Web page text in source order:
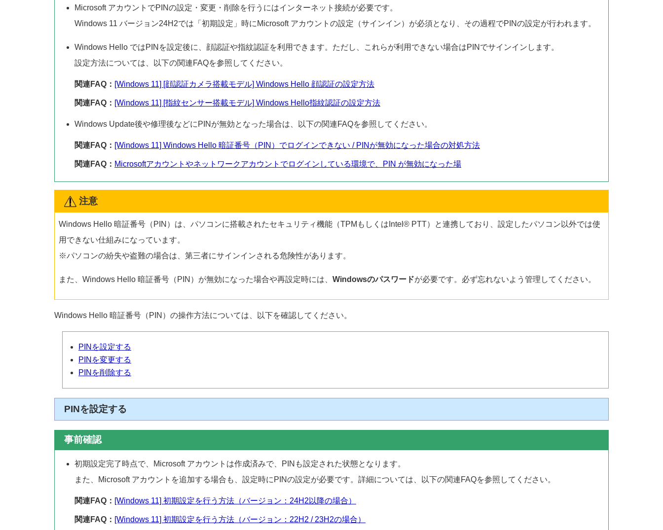
Microsoft アカウントでPINの設定・変更・削除を行うにはインターネット接続が必要です。
Windows 11 バージョン24H2では「初期設定」時にMicrosoft アカウントの設定（サインイン）が必須となり、その過程でPINの設定が行われます。
Windows Hello ではPINを設定後に、顔認証や指紋認証を利用できます。ただし、これらが利用できない場合はPINでサインインします。
設定方法については、以下の関連FAQを参照してください。
関連FAQ： [Windows 11] [顔認証カメラ搭載モデル] Windows Hello 顔認証の設定方法
関連FAQ： [Windows 11] [指紋センサー搭載モデル] Windows Hello指紋認証の設定方法
Windows Update後や修理後などにPINが無効となった場合は、以下の関連FAQを参照してください。
関連FAQ： [Windows 11] Windows Hello 暗証番号（PIN）でログインできない / PINが無効になった場合の対処方法
関連FAQ： Microsoftアカウントやネットワークアカウントでログインしている環境で、PIN が無効になった場
注意
Windows Hello 暗証番号（PIN）は、パソコンに搭載されたセキュリティ機能（TPMもしくはIntel® PTT）と連携しており、設定したパソコン以外では使
用できない仕組みになっています。
※パソコンの紛失や盗難の場合は、第三者にサインインされる危険性があります。
また、Windows Hello 暗証番号（PIN）が無効になった場合や再設定時には、 Windowsのパスワードが必要です。必ず忘れないよう管理してください。
Windows Hello 暗証番号（PIN）の操作方法については、以下を確認してください。
PINを設定する
PINを変更する
PINを削除する
PINを設定する
事前確認
初期設定完了時点で、Microsoft アカウントは作成済みで、PINも設定された状態となります。
また、Microsoft アカウントを追加する場合も、設定時にPINの設定が必要です。詳細については、以下の関連FAQを参照してください。
関連FAQ： [Windows 11] 初期設定を行う方法（バージョン：24H2以降の場合）
関連FAQ： [Windows 11] 初期設定を行う方法（バージョン：22H2 / 23H2の場合）